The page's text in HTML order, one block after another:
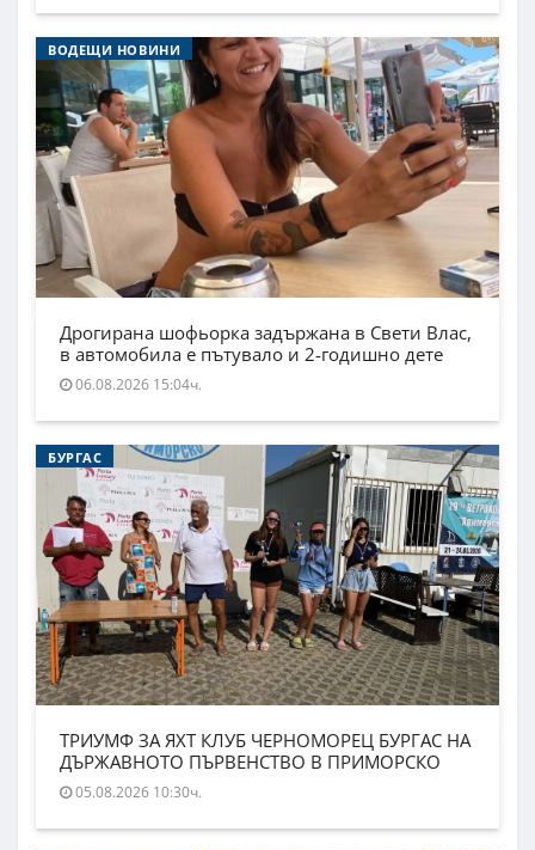
ВОДЕЩИ НОВИНИ
Дрогирана шофьорка задържана в Свети Влас,
в автомобила е пътувало и 2-годишно дете
06.08.2026 15:04ч.
БУРГАС
ТРИУМФ ЗА ЯХТ КЛУБ ЧЕРНОМОРЕЦ БУРГАС НА
ДЪРЖАВНОТО ПЪРВЕНСТВО В ПРИМОРСКО
05.08.2026 10:30ч.